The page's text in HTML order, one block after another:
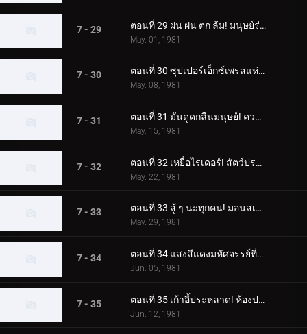
7 - 29 ตอนที่ 29 ฝน ฝน ตก ล้ม! มนุษย์ร่มประหลาด!!
May. 01, 1981
7 - 30 ตอนที่ 30 ซุปเปอร์เอ็กซ์เพรสแห่งความชั่วร้าย! โรลเลอร์สเก็ต มอนสเตอร์
May. 08, 1981
7 - 31 ตอนที่ 31 มันดูดกลืนมนุษย์! ความกลัวสเปรย์มอนสเตอร์
May. 15, 1981
7 - 32 ตอนที่ 32 เหยื่อไรเดอร์! สัตว์ประหลาดเบ็ดตกปลาปรากฏตัว
May. 22, 1981
7 - 33 ตอนที่ 33 สู้ ๆ นะทุกคน! มอนสเตอร์ RC ที่น่ากลัว
May. 29, 1981
7 - 34 ตอนที่ 34 แสงสีแดงมหัศจรรย์ที่มาซารุค้นพบ
Jun. 05, 1981
7 - 35 ตอนที่ 35 เก้าอี้ประหลาด! ห้องประหาร!
Jun. 12, 1981